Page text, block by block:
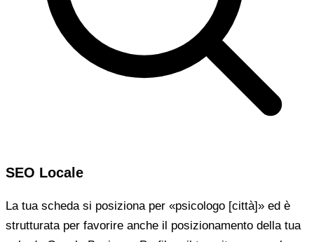
SEO Locale
La tua scheda si posiziona per «psicologo [città]» ed è
strutturata per favorire anche il posizionamento della tua